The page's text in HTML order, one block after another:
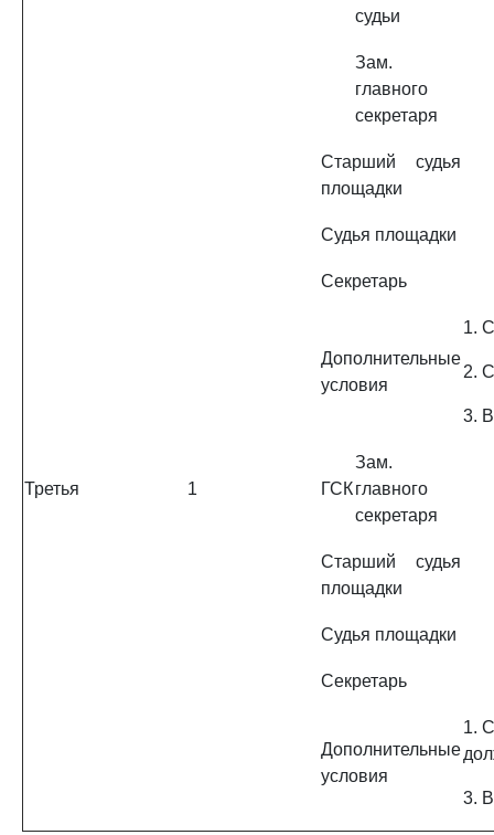
судьи
Зам.
главного
секретаря
Старший судья
площадки
Судья площадки
Секретарь
Дополнительные
условия
1.
2.
3.
Третья 1 ГСК
Зам.
главного
секретаря
Старший судья
площадки
Судья площадки
Секретарь
Дополнительные
условия
1.
3.